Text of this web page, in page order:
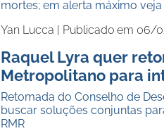
mortes; em alerta máximo
Yan Lucca | Publicado em 06/
Raquel Lyra quer
Metropolitano para
Retomada do Conselho de
buscar soluções conjuntas
RMR